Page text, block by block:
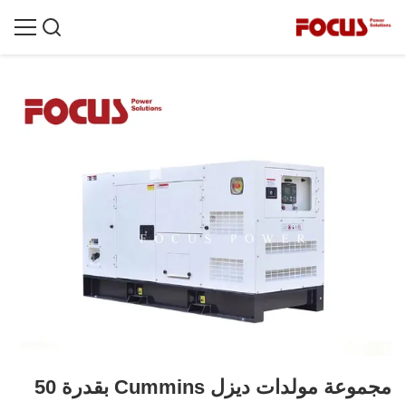
مجموعة مولدات ديزل Cummins بقدرة 50